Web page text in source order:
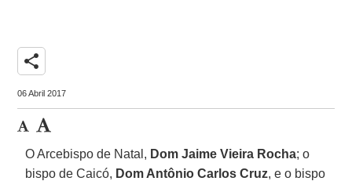
share
06 Abril 2017
O Arcebispo de Natal, Dom Jaime Vieira Rocha; o
bispo de Caicó, Dom Antônio Carlos Cruz, e o bispo